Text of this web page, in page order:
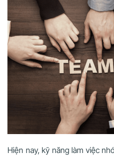
Hiện nay, kỹ năng làm việc